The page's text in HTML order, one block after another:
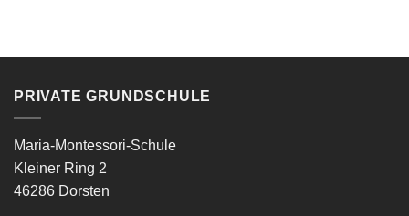
PRIVATE GRUNDSCHULE
Maria-Montessori-Schule
Kleiner Ring 2
46286 Dorsten